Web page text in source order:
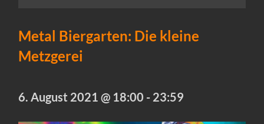
Metal Biergarten: Die kleine
Metzgerei
6. August 2021 @ 18:00 - 23:59